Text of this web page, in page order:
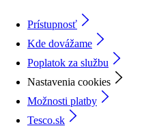
Prístupnosť
Kde dovážame
Poplatok za službu
Nastavenia cookies
Možnosti platby
Tesco.sk